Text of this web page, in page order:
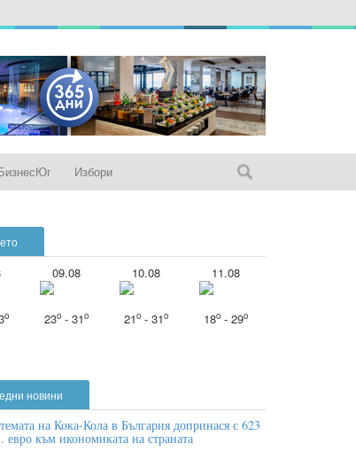
Избори
o
09.08
23o - 31o
10.08
21o - 31o
11.08
18o - 29o
новини
на Кока-Кола в България допринася с 623
евро към икономиката на страната